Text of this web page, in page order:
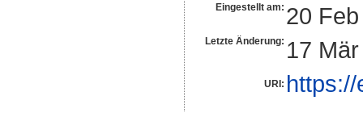
Eingestellt am: 20
Letzte Änderung: 17
URI: